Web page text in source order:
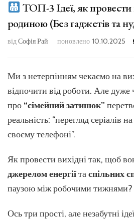
ТОП-3 Ідеї, як провести
родиною (Без гаджетів та
відСофія Рай поновлено 10.10.2025
Ми з нетерпінням чекаємо на
відпочити від роботи. Але дуже
про “сімейний затишок”
реальність: “перегляд серіалів
своєму телефоні”.
Як провести вихідні так, щоб
джерелом енергіїтаспільних
паузою між робочими тижнями?
Ось три прості, але незабутні